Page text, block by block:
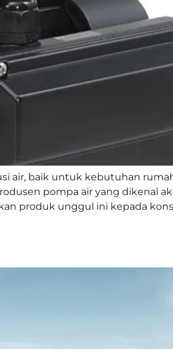
air, baik untuk kebutuhan
pompa air yang dikenal
produk unggul ini kepada